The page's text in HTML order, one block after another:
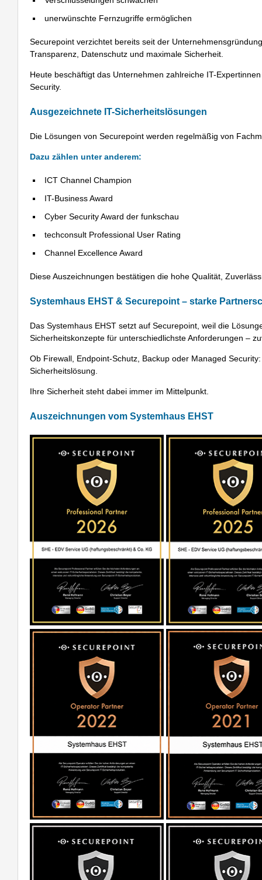
unerwünschte Fernzugriffe ermöglichen
Securepoint verzichtet bereits seit der
Transparenz, Datenschutz und maximale Sicherheit.
Heute beschäftigt das Unternehmen zahlreiche IT-
Security.
Ausgezeichnete IT-Sicherheitslösungen
Die Lösungen von Securepoint werden regelmäßig von
Dazu zählen unter anderem:
ICT Channel Champion
IT-Business Award
Cyber Security Award der funkschau
techconsult Professional User Rating
Channel Excellence Award
Diese Auszeichnungen bestätigen die hohe Qualität,
Systemhaus EHST & Securepoint – starke
Das Systemhaus EHST setzt auf Securepoint, weil die
Sicherheitskonzepte für unterschiedlichste Anforderungen –
Ob Firewall, Endpoint-Schutz, Backup oder Managed
Sicherheitslösung.
Ihre Sicherheit steht dabei immer im Mittelpunkt.
Auszeichnungen vom Systemhaus EHST